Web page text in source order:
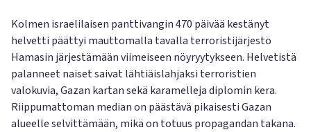
Kolmen israelilaisen panttivangin 470 päivää kestänyt
helvetti päättyi mauttomalla tavalla terroristijärjestö
Hamasin järjestämään viimeiseen nöyryytykseen. Helvetistä
palanneet naiset saivat lähtiäislahjaksi terroristien
valokuvia, Gazan kartan sekä karamelleja diplomin kera.
Riippumattoman median on päästävä pikaisesti Gazan
alueelle selvittämään, mikä on totuus propagandan takana.